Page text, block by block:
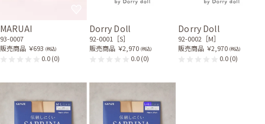
MARUAI
93-0007
販売商品 ￥693 (税込)
0.0(0)
Dorry Doll
92-0001［S］
販売商品 ￥2,970 (税込)
0.0(0)
Dorry Doll
92-0002［M］
販売商品 ￥2,970 (税込)
0.0(0)